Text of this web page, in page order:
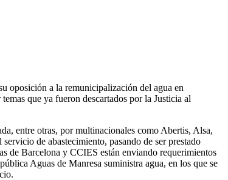
oposición a la remunicipalización del agua en
que ya fueron descartados por la Justicia al
entre otras, por multinacionales como Abertis, Alsa,
de abastecimiento, pasando de ser prestado
de Barcelona y CCIES están enviando requerimientos
Aguas de Manresa suministra agua, en los que se